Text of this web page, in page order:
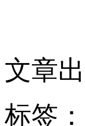
文章
标签：